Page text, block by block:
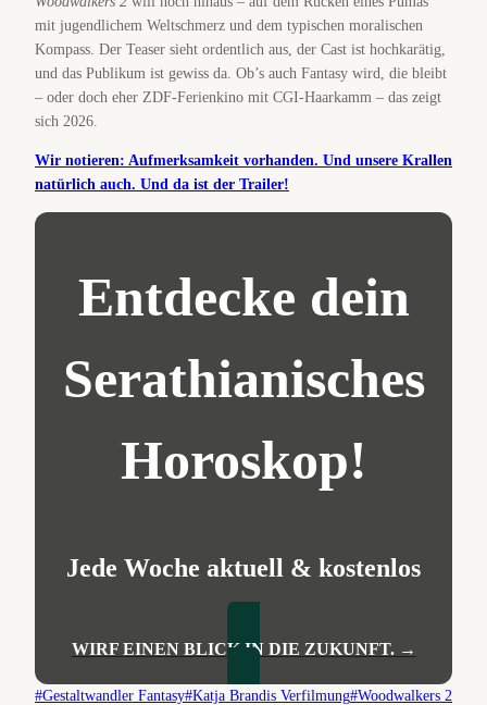
mit jugendlichem Weltschmerz und dem typischen moralischen
Kompass. Der Teaser sieht ordentlich aus, der Cast ist hochkarätig,
und das Publikum ist gewiss da. Ob’s auch Fantasy wird, die bleibt
– oder doch eher ZDF-Ferienkino mit CGI-Haarkamm – das zeigt
sich 2026.
Wir notieren: Aufmerksamkeit vorhanden. Und unsere Krallen
natürlich auch. Und da ist der Trailer!
Entdecke dein
Serathianisches
Horoskop!
Jede Woche aktuell & kostenlos
WIRF EINEN BLICK IN DIE ZUKUNFT. →
Schlagworte:
#Gestaltwandler Fantasy#Katja Brandis Verfilmung#Woodwalkers 2